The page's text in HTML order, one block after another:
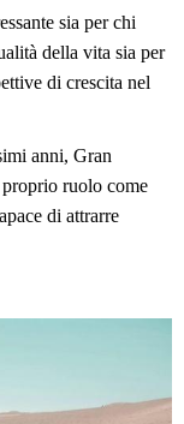
sia per chi
della vita sia per
di crescita nel
anni, Gran
ruolo come
di attrarre